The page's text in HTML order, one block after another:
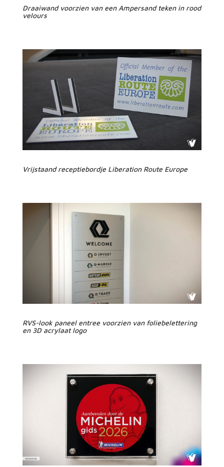
Draaiwand voorzien van een Ampersand teken in rood
velours
Vrijstaand receptiebordje Liberation Route Europe
RVS-look paneel entree voorzien van foliebelettering
en 3D acrylaat logo